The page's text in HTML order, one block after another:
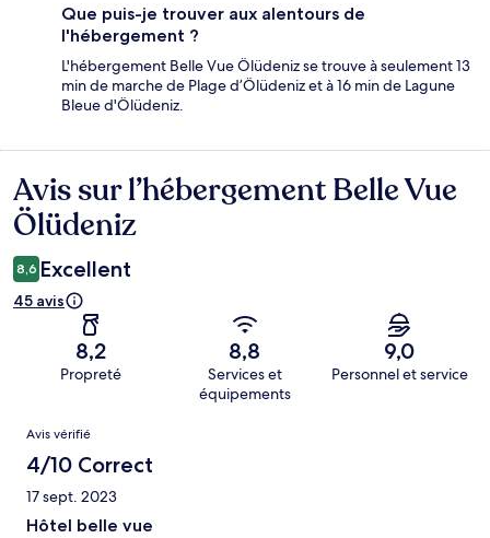
Que puis-je trouver aux alentours de
l'hébergement ?
L'hébergement Belle Vue Ölüdeniz se trouve à seulement 13
min de marche de Plage d’Ölüdeniz et à 16 min de Lagune
Bleue d'Ölüdeniz.
Avis
Avis sur l’hébergement Belle Vue
Ölüdeniz
8,6 Excellent
45 avis
8,2
Propreté
8,8
Services et
équipements
9,0
Personnel et service
Avis
Avis vérifié
4/10 Correct
17 sept. 2023
Hôtel belle vue